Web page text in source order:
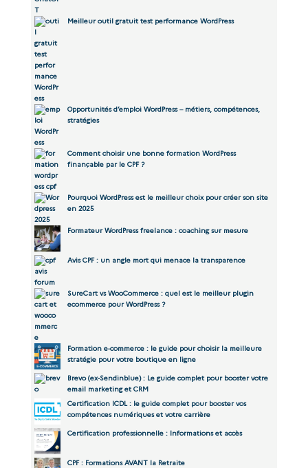
Meilleur outil gratuit test performance WordPress
Opportunités d’emploi WordPress – métiers, compétences,
stratégies
Comment choisir une bonne formation WordPress
finançable par le CPF ?
Pourquoi WordPress est le meilleur choix pour créer son site
en 2025
Formateur WordPress freelance : coaching sur mesure
Avis CPF : un angle mort qui menace la transparence
SureCart vs WooCommerce : quel est le meilleur plugin
ecommerce pour WordPress ?
Formation e-commerce : le guide pour choisir la meilleure
stratégie pour votre boutique en ligne
Brevo (ex-Sendinblue) : Le guide complet pour booster votre
email marketing et CRM
Certification ICDL : le guide complet pour booster vos
compétences numériques et votre carrière
Certification professionnelle : Informations et accès
CPF : Formations AVANT la Retraite